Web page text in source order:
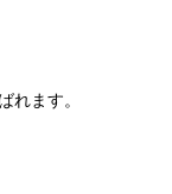
れます。